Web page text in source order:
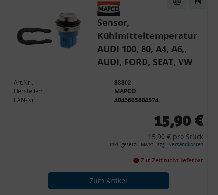
Sensor,
Kühlmitteltemperatur
AUDI 100, 80, A4, A6,,
AUDI, FORD, SEAT, VW
Art.Nr.:
88802
Hersteller:
MAPCO
EAN-Nr.:
4043605884374
15,90 €
15,90 € pro Stück
inkl. gesetzl. MwSt., zzgl. Versandkosten
Zur Zeit nicht lieferbar
Zum Artikel